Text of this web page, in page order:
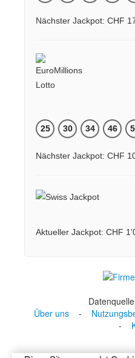
Nächster Jackpot: CHF
25 30 34 46
Nächster Jackpot: CHF
Aktueller Jackpot: CHF
Über uns -
-